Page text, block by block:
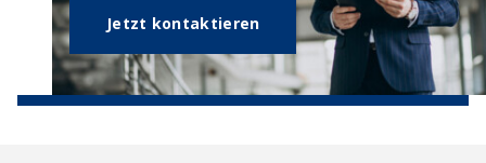
Jetzt kontaktieren